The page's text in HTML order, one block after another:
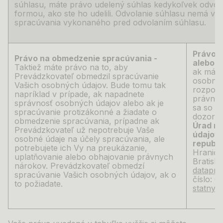
súhlasu, máte právo udelený súhlas kedykoľvek
formou, ako ste ho udelili. Odvolanie súhlasu nemá
spracúvania vykonaného pred odvolaním súhlasu.
Právo na obmedzenie spracúvania -
Taktiež máte právo na to, aby
Prevádzkovateľ obmedzil spracúvanie
Vašich osobných údajov. Bude tomu tak
napríklad v prípade, ak napadnete
správnosť osobných údajov alebo ak je
spracúvanie protizákonné a žiadate o
obmedzenie spracúvania, prípadne ak
Prevádzkovateľ už nepotrebuje Vaše
osobné údaje na účely spracúvania, ale
potrebujete ich Vy na preukázanie,
uplatňovanie alebo obhajovanie právnych
nárokov. Prevádzkovateľ obmedzí
spracúvanie Vašich osobných údajov, ak o
to požiadate.
Právo
alebo
ak
sa so
Úrad
údajov
číslo: